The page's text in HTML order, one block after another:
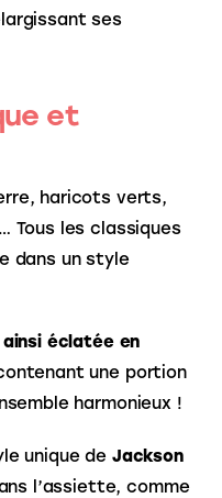
ses
et
haricots verts,
Tous les classiques
dans un style
éclatée en
une portion
harmonieux !
unique de Jackson
l’assiette, comme